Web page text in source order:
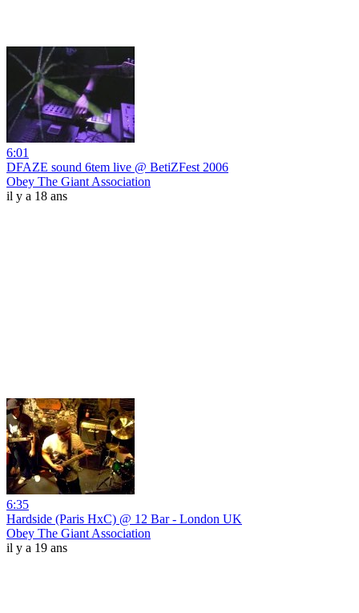
6:01
DFAZE sound 6tem live @ BetiZFest 2006
Obey The Giant Association
il y a 18 ans
6:35
Hardside (Paris HxC) @ 12 Bar - London UK
Obey The Giant Association
il y a 19 ans